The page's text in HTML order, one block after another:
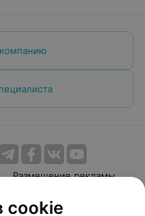
Размещение рекламы
cookie